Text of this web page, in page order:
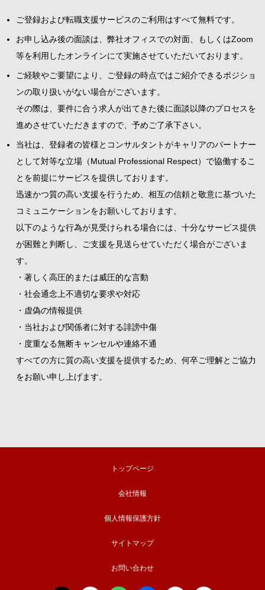
ご登録および転職支援サービスのご利用はすべて無料です。
お申し込み後の面談は、弊社オフィスでの対面、もしくはZoom
等を利用したオンラインにて実施させていただいております。
ご経験やご要望により、ご登録の時点ではご紹介できるポジショ
ンの取り扱いがない場合がございます。
その際は、要件に合う求人が出てきた後に面談以降のプロセスを
進めさせていただきますので、予めご了承下さい。
当社は、登録者の皆様とコンサルタントがキャリアのパートナー
として対等な立場（Mutual Professional Respect）で協働するこ
とを前提にサービスを提供しております。
迅速かつ質の高い支援を行うため、相互の信頼と敬意に基づいた
コミュニケーションをお願いしております。
以下のような行為が見受けられる場合には、十分なサービス提供
が困難と判断し、ご支援を見送らせていただく場合がございま
す。
・著しく高圧的または威圧的な言動
・社会通念上不適切な要求や対応
・虚偽の情報提供
・当社および関係者に対する誹謗中傷
・度重なる無断キャンセルや連絡不通
すべての方に質の高い支援を提供するため、何卒ご理解とご協力
をお願い申し上げます。
トップページ
会社情報
個人情報保護方針
サイトマップ
お問い合わせ